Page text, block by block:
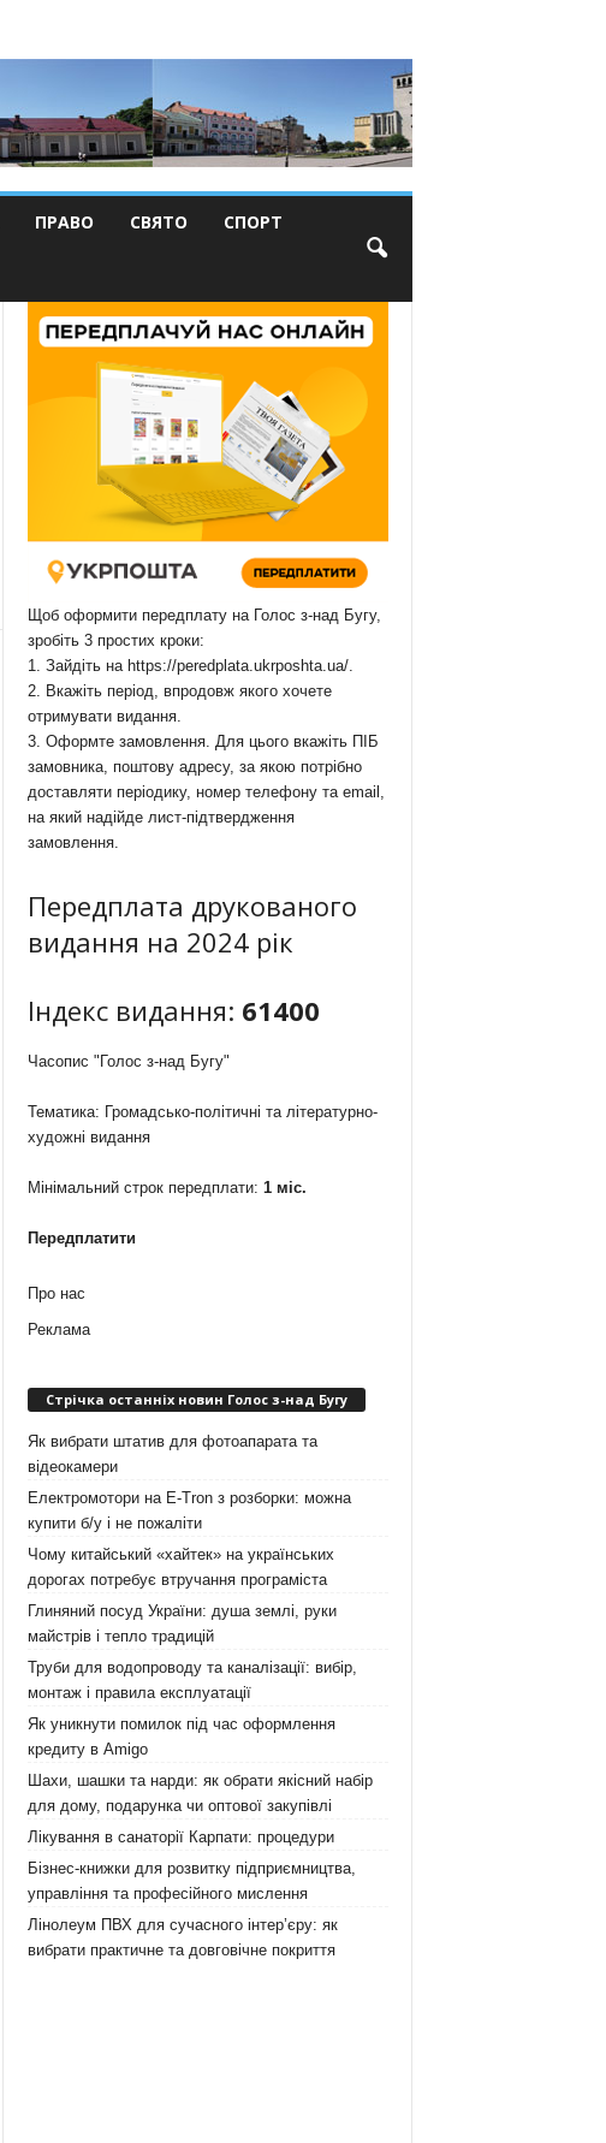
ПРАВО СВЯТО СПОРТ
Щоб оформити передплату на Голос з-над Бугу,
зробіть 3 простих кроки:
1. Зайдіть на https://peredplata.ukrposhta.ua/.
2. Вкажіть період, впродовж якого хочете
отримувати видання.
3. Оформте замовлення. Для цього вкажіть ПІБ
замовника, поштову адресу, за якою потрібно
доставляти періодику, номер телефону та email,
на який надійде лист-підтвердження
замовлення.
Передплата друкованого
видання на 2024 рік
Індекс видання: 61400
Часопис "Голос з-над Бугу"
Тематика: Громадсько-політичні та літературно-
художні видання
Мінімальний строк передплати: 1 міс.
Передплатити
Про нас
Реклама
Стрічка останніх новин Голос з-над Бугу
Як вибрати штатив для фотоапарата та
відеокамери
Електромотори на E-Tron з розборки: можна
купити б/у і не пожаліти
Чому китайський «хайтек» на українських
дорогах потребує втручання програміста
Глиняний посуд України: душа землі, руки
майстрів і тепло традицій
Труби для водопроводу та каналізації: вибір,
монтаж і правила експлуатації
Як уникнути помилок під час оформлення
кредиту в Amigo
Шахи, шашки та нарди: як обрати якісний набір
для дому, подарунка чи оптової закупівлі
Лікування в санаторії Карпати: процедури
Бізнес-книжки для розвитку підприємництва,
управління та професійного мислення
Лінолеум ПВХ для сучасного інтер’єру: як
вибрати практичне та довговічне покриття